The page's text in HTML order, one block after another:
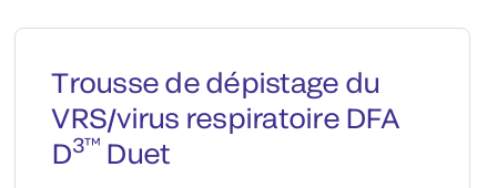
Trousse de dépistage du
VRS/virus respiratoire DFA
D3™ Duet